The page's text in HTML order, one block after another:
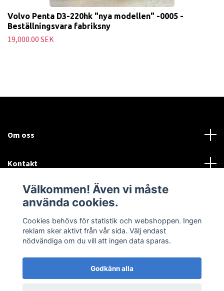
Volvo Penta D3-220hk "nya modellen" -0005 -
Beställningsvara fabriksny
19,000.00 SEK
Om oss
Kontakt
Mer information:
Sociala medier
Välkommen! Även vi måste
använda cookies.
Cookies behövs för statistik och webshoppen. Ingen
reklam sker aktivt från vår sida. Välj endast
nödvändiga om du vill att ingen data sparas.
Godkänn alla